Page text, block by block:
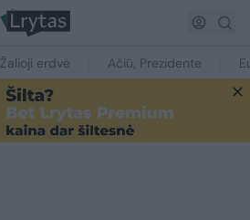
Žalioji erdvė Ačiū, Prezidente